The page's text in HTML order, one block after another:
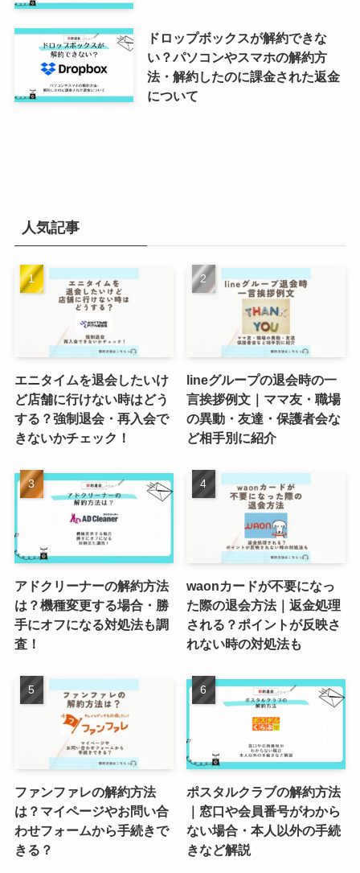
ドロップボックスが解約できな
い？パソコンやスマホの解約方
法・解約したのに課金された返金
について
人気記事
エニタイムを退会したいけ
ど店舗に行けない時はどう
する？強制退会・再入会で
きないかチェック！
lineグループの退会時の一
言挨拶例文｜ママ友・職場
の異動・友達・保護者会な
ど相手別に紹介
アドクリーナーの解約方法
は？機種変更する場合・勝
手にオフになる対処法も調
査！
waonカードが不要になっ
た際の退会方法｜返金処理
される？ポイントが反映さ
れない時の対処法も
ファンファレの解約方法
は？マイページやお問い合
わせフォームから手続きで
きる？
ポスタルクラブの解約方法
｜窓口や会員番号がわから
ない場合・本人以外の手続
きなど解説